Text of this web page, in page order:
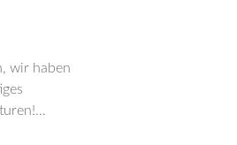
wir haben